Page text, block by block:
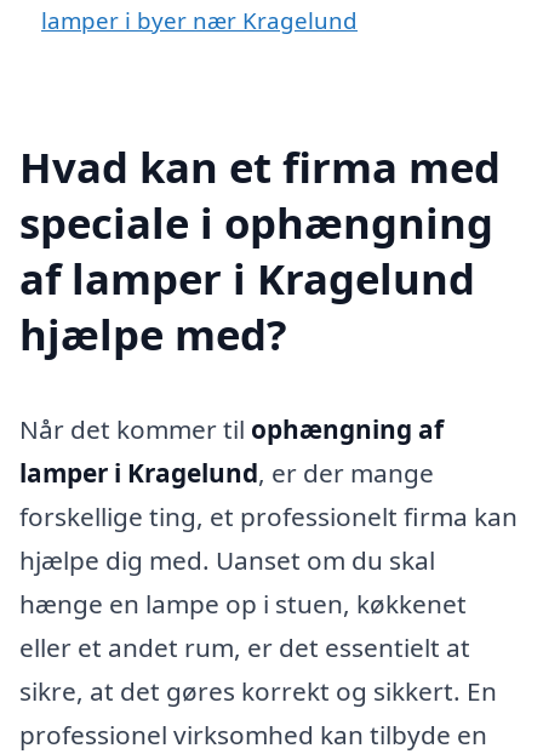
lamper i byer nær Kragelund
Hvad kan et firma med
speciale i ophængning
af lamper i Kragelund
hjælpe med?
Når det kommer til ophængning af
lamper i Kragelund, er der mange
forskellige ting, et professionelt firma kan
hjælpe dig med. Uanset om du skal
hænge en lampe op i stuen, køkkenet
eller et andet rum, er det essentielt at
sikre, at det gøres korrekt og sikkert. En
professionel virksomhed kan tilbyde en